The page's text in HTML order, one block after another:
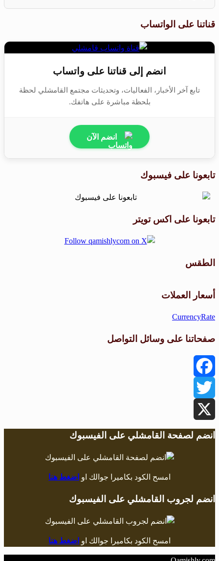
قناتنا على الواتساب
انضم إلى قناتنا على واتساب
تابع آخر الأخبار، الفعاليات، وتحديثات مجتمع القامشلي لحظة
بلحظة مباشرة على هاتفك.
انضم الآن
تابعونا على فيسبوك
تابعونا على اكس تويتر
الطقس
أسعار العملات
CurrencyRate
صفحاتنا على وسائل التواصل
Facebook
Twitter
X
انضم لصفحة القامشلي على الفيسبوك
امسح الكود بكاميرا جوالك او اضغط هنا
انضم لجروب القامشلي على الفيسبوك
امسح الكود بكاميرا جوالك او اضغط هنا